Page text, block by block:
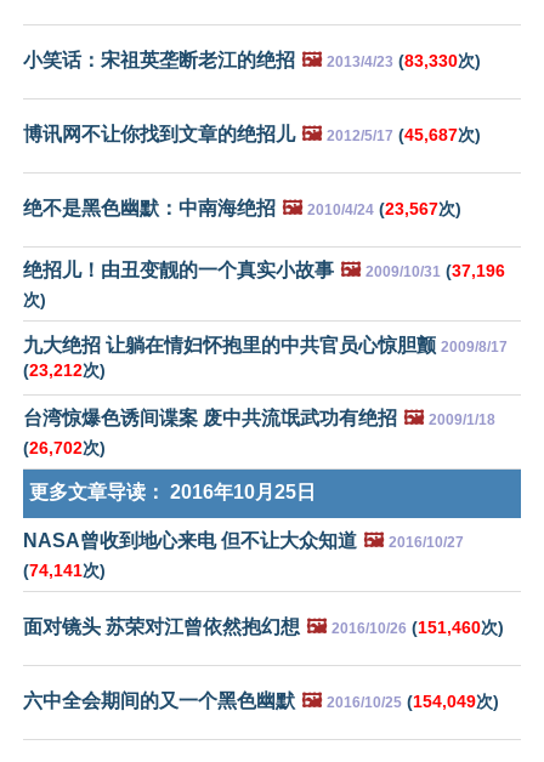
小笑话：宋祖英垄断老江的绝招 🖼️ 2013/4/23 (83,330次)
博讯网不让你找到文章的绝招儿 🖼️ 2012/5/17 (45,687次)
绝不是黑色幽默：中南海绝招 🖼️ 2010/4/24 (23,567次)
绝招儿！由丑变靓的一个真实小故事 🖼️ 2009/10/31 (37,196
次)
九大绝招 让躺在情妇怀抱里的中共官员心惊胆颤 2009/8/17
(23,212次)
台湾惊爆色诱间谍案 废中共流氓武功有绝招 🖼️ 2009/1/18
(26,702次)
更多文章导读： 2016年10月25日
NASA曾收到地心来电 但不让大众知道 🖼️ 2016/10/27
(74,141次)
面对镜头 苏荣对江曾依然抱幻想 🖼️ 2016/10/26 (151,460次)
六中全会期间的又一个黑色幽默 🖼️ 2016/10/25 (154,049次)